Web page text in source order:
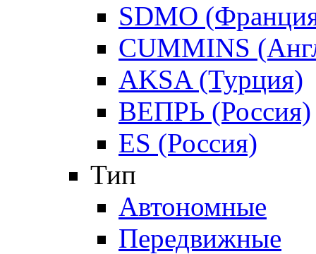
SDMO
CUMMINS
AKSA (Турция)
ВЕПРЬ (Россия)
ES (Россия)
Тип
Автономные
Передвижные